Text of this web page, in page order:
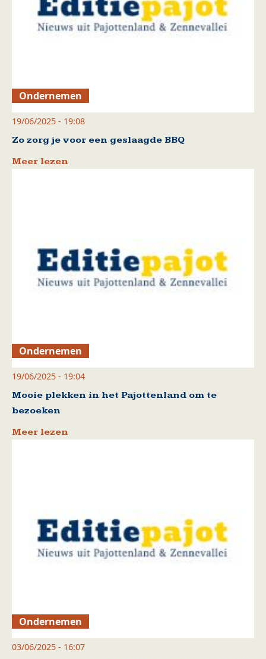
Ondernemen
19/06/2025 - 19:08
Zo zorg je voor een geslaagde BBQ
Meer lezen
Ondernemen
19/06/2025 - 19:04
Mooie plekken in het Pajottenland om te
bezoeken
Meer lezen
Ondernemen
03/06/2025 - 16:07